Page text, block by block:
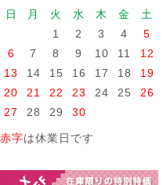
日 月 火 水 木 金
土
1
2 3 4
5
6
7 8 9 10 11
12
13
14 15 16 17 18
19
20
21 22 23 24 25
26
27
28 29 30
赤字は休業日です